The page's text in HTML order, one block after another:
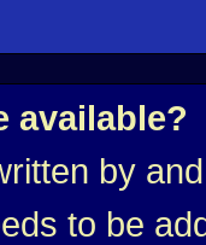
available?
by
to be